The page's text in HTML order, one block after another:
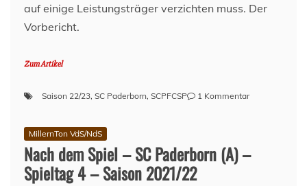
auf einige Leistungsträger verzichten muss. Der
Vorbericht.
Zum Artikel
Saison 22/23, SC Paderborn, SCPFCSP 1 Kommentarzu
MillernTon VdS/NdS
Nach dem Spiel – SC Paderborn (A) –
Spieltag 4 – Saison 2021/22